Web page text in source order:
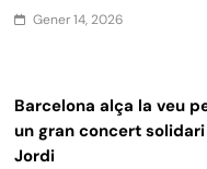
Gener 14, 2026
Barcelona alça la veu
un gran concert solidari
Jordi